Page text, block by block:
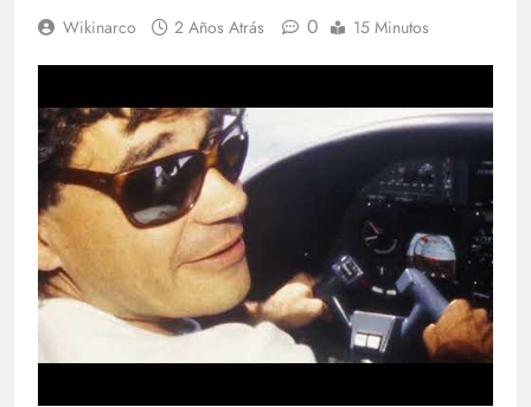
Wikinarco 2 Años Atrás 0 15 Minutos